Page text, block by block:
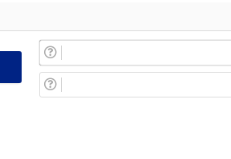
(ضروری)*
ایمیل
(اختیاری)